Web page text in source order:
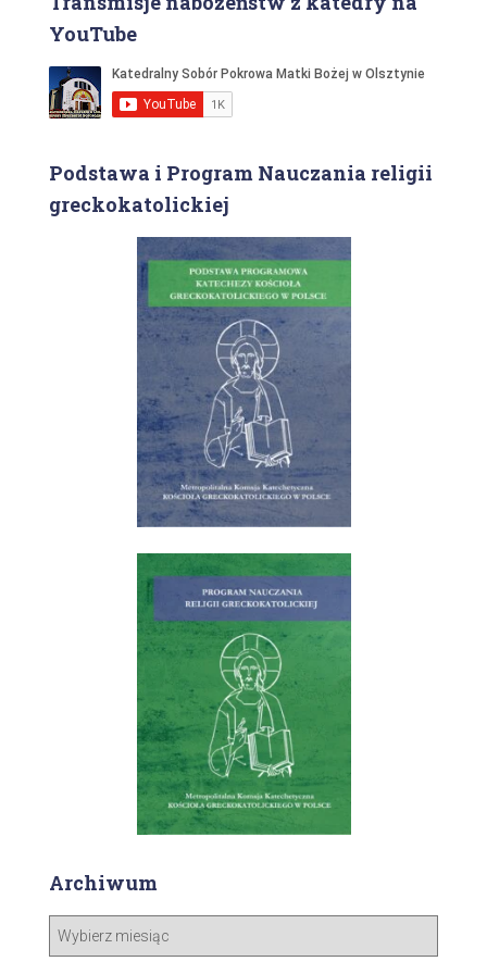
YouTube
Podstawa i Program Nauczania religii
greckokatolickiej
Archiwum